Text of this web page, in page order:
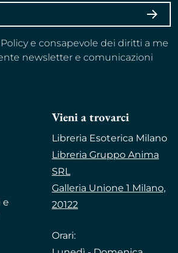
e consapevole dei diritti a me
newsletter e comunicazioni
e
Vieni a trovarci
Libreria Esoterica Milano
Libreria Gruppo Anima
SRL
Galleria Unione 1 Milano,
20122
Orari: